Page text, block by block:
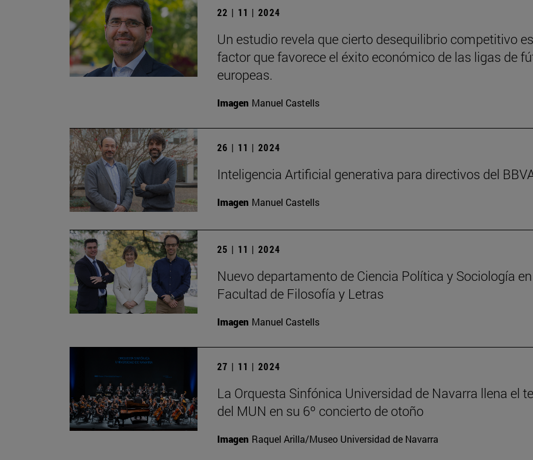
22 | 11 | 2024
Un estudio revela que cierto desequilibrio competitivo
factor que favorece el éxito económico de las ligas de
europeas.
Imagen Manuel Castells
26 | 11 | 2024
Inteligencia Artificial generativa para directivos del
Imagen Manuel Castells
25 | 11 | 2024
Nuevo departamento de Ciencia Política y Sociología
Facultad de Filosofía y Letras
Imagen Manuel Castells
27 | 11 | 2024
La Orquesta Sinfónica Universidad de Navarra llena el
del MUN en su 6º concierto de otoño
Imagen Raquel Arilla/Museo Universidad de Navarra